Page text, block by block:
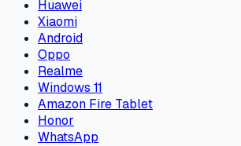
Huawei
Xiaomi
Android
Oppo
Realme
Windows 11
Amazon Fire Tablet
Honor
WhatsApp